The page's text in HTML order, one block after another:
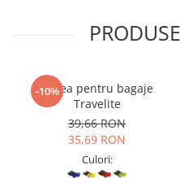
-10%
Curea pentru bagaje
Travelite
39,66 RON
35,69 RON
Culori: